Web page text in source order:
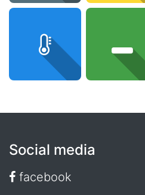
Social media
facebook